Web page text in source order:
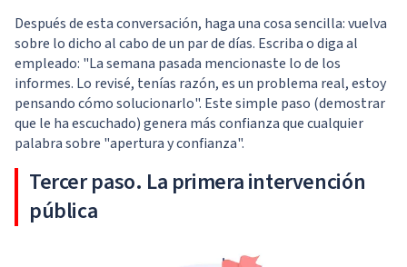
Después de esta conversación, haga una cosa sencilla: vuelva
sobre lo dicho al cabo de un par de días. Escriba o diga al
empleado: "La semana pasada mencionaste lo de los
informes. Lo revisé, tenías razón, es un problema real, estoy
pensando cómo solucionarlo". Este simple paso (demostrar
que le ha escuchado) genera más confianza que cualquier
palabra sobre "apertura y confianza".
Tercer paso. La primera intervención
pública